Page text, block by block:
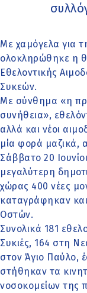
Με χαμόγελα για
ολοκληρώθηκε η
Εθελοντικής
Συκεών.
Με σύνθημα «η
συνήθεια»,
αλλά και νέοι
μία φορά μαζικά,
Σάββατο 20
μεγαλύτερη
χώρας 400 νέες
καταγράφηκαν
Οστών.
Συνολικά 181
Συκιές, 164 στη
στον Άγιο Παύλο,
στήθηκαν τα
νοσοκομείων της